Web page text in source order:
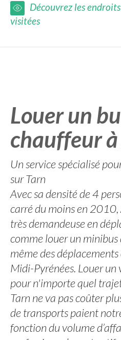
Découvrez les
visitées
Louer un
chauffeur
Un service spécialisé
sur Tarn
Avec sa densité de 4
carré du moins en
très demandeuse en
comme louer un minibus
même des
Midi-Pyrénées. Louer
pour n'importe quel
Tarn ne va pas coûter
de transports paient
fonction du volume